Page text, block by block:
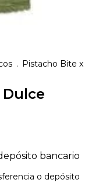
. Pistacho Bite x
bancario
o depósito